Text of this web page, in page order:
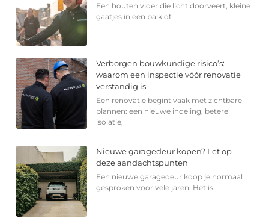
Een houten vloer die licht doorveert, kleine
gaatjes in een balk of
Verborgen bouwkundige risico’s:
waarom een inspectie vóór renovatie
verstandig is
Een renovatie begint vaak met zichtbare
plannen: een nieuwe indeling, betere
isolatie,
Nieuwe garagedeur kopen? Let op
deze aandachtspunten
Een nieuwe garagedeur koop je normaal
gesproken voor vele jaren. Het is